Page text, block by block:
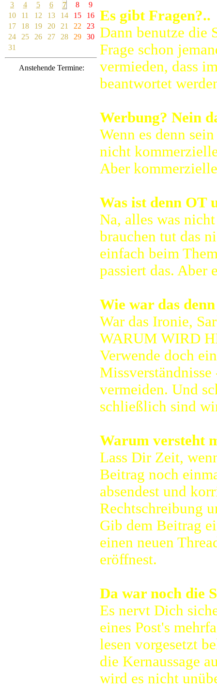
3
4 5 6 7 8
9
10
11 12 13 14 15
16
17
18 19 20 21 22
23
24
25 26 27 28 29
30
31
Anstehende Termine:
Es gibt Fragen?..
Dann benutze die
Frage schon
vermieden, dass
beantwortet
Werbung? Nein
Wenn es denn
nicht
Aber
Was ist denn OT
Na, alles was
brauchen tut das
einfach beim
passiert das. Aber
Wie war das
War das Ironie,
WARUM WIRD
Verwende doch
vermeiden. Und
schließlich sind
Warum versteht
Lass Dir Zeit,
Beitrag noch
absendest und
Rechtschreibung
Gib dem Beitrag
einen neuen
eröffnest.
Da war noch die
Es nervt Dich
eines Post's
lesen vorgesetzt
die Kernaussage
wird es nicht